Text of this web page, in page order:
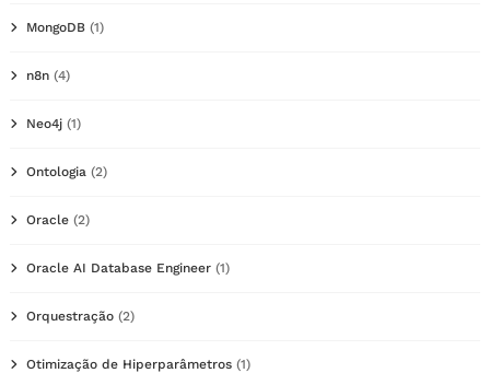
MongoDB (1)
n8n (4)
Neo4j (1)
Ontologia (2)
Oracle (2)
Oracle AI Database Engineer (1)
Orquestração (2)
Otimização de Hiperparâmetros (1)